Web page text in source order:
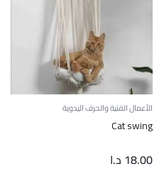
الأعمال الفنية والحرف اليدوية
Cat swing
18.00 د.ا